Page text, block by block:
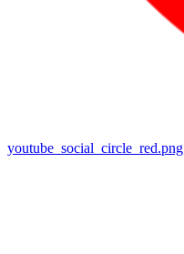
youtube_social_circle_red.png